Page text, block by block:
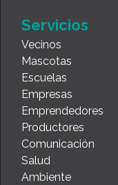
Servicios
Vecinos
Mascotas
Escuelas
Empresas
Emprendedores
Productores
Comunicación
Salud
Ambiente